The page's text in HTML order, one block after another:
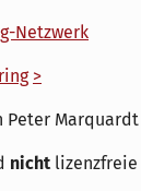
Netzwerk
>
Peter Marquardt
nicht lizenzfreie